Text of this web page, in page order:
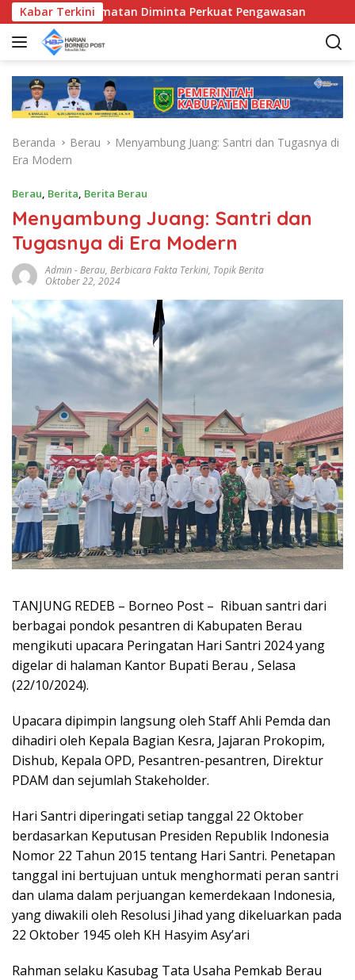
a
Kabar Terkini
Kecamatan Diminta Perkuat Pengawasan
Beranda Berau
Menyambung Juang: Santri dan Tugasnya di
Era Modern
Berau, Berita, Berita Berau
Menyambung Juang: Santri dan
Tugasnya di Era Modern
Admin-Berau, Berbicara Fakta Terkini, Topik Berita
Oktober 22, 2024
TANJUNG REDEB – Borneo Post – Ribuan santri dari
berbagai pondok pesantren di Kabupaten Berau
mengikuti upacara Peringatan Hari Santri 2024 yang
digelar di halaman Kantor Bupati Berau , Selasa
(22/10/2024).
Upacara dipimpin langsung oleh Staff Ahli Pemda dan
dihadiri oleh Kepala Bagian Kesra, Jajaran Prokopim,
Dishub, Kepala OPD, Pesantren-pesantren, Direktur
PDAM dan sejumlah Stakeholder.
Hari Santri diperingati setiap tanggal 22 Oktober
berdasarkan Keputusan Presiden Republik Indonesia
Nomor 22 Tahun 2015 tentang Hari Santri. Penetapan
tanggal ini bertujuan untuk menghormati peran santri
dan ulama dalam perjuangan kemerdekaan Indonesia,
yang diwakili oleh Resolusi Jihad yang dikeluarkan pada
22 Oktober 1945 oleh KH Hasyim Asy’ari
Rahman selaku Kasubag Tata Usaha Pemkab Berau